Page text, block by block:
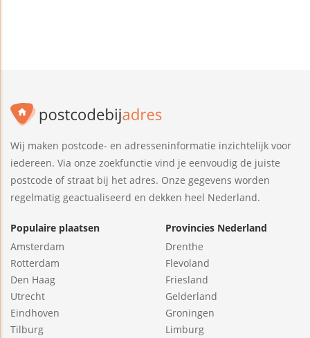
Wij maken postcode- en adresseninformatie inzichtelijk voor
iedereen. Via onze zoekfunctie vind je eenvoudig de juiste
postcode of straat bij het adres. Onze gegevens worden
regelmatig geactualiseerd en dekken heel Nederland.
Populaire plaatsen
Amsterdam
Rotterdam
Den Haag
Utrecht
Eindhoven
Tilburg
Provincies Nederland
Drenthe
Flevoland
Friesland
Gelderland
Groningen
Limburg